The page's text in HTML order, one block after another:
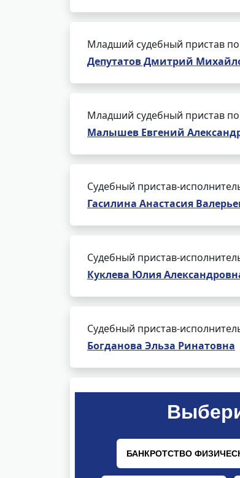
Младший судебный пристав по
Депутатов Дмитрий
Младший судебный пристав по
Малышев Евгений
Судебный пристав-
Гасилина Анастасия
Судебный пристав-
Куклева Юлия
Судебный пристав-
Богданова Эльза Ринатовна